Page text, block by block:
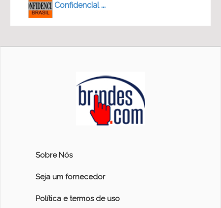
Confidencial ...
Sobre Nós
Seja um fornecedor
Política e termos de uso